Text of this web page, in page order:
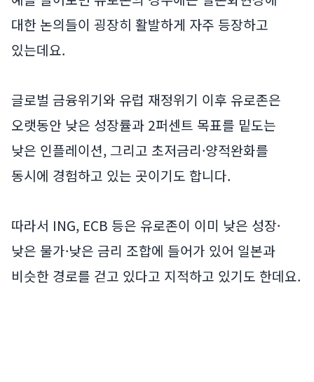
대한 논의들이 굉장히 활발하게 자주 등장하고
있는데요.
글로벌 금융위기와 유럽 재정위기 이후 유로존은
오랫동안 낮은 성장률과 2퍼센트 목표를 밑도는
낮은 인플레이션, 그리고 초저금리·양적완화를
동시에 경험하고 있는 곳이기도 합니다.
따라서 ING, ECB 등은 유로존이 이미 낮은 성장·
낮은 물가·낮은 금리 조합에 들어가 있어 일본과
비슷한 경로를 걷고 있다고 지적하고 있기도 한데요.